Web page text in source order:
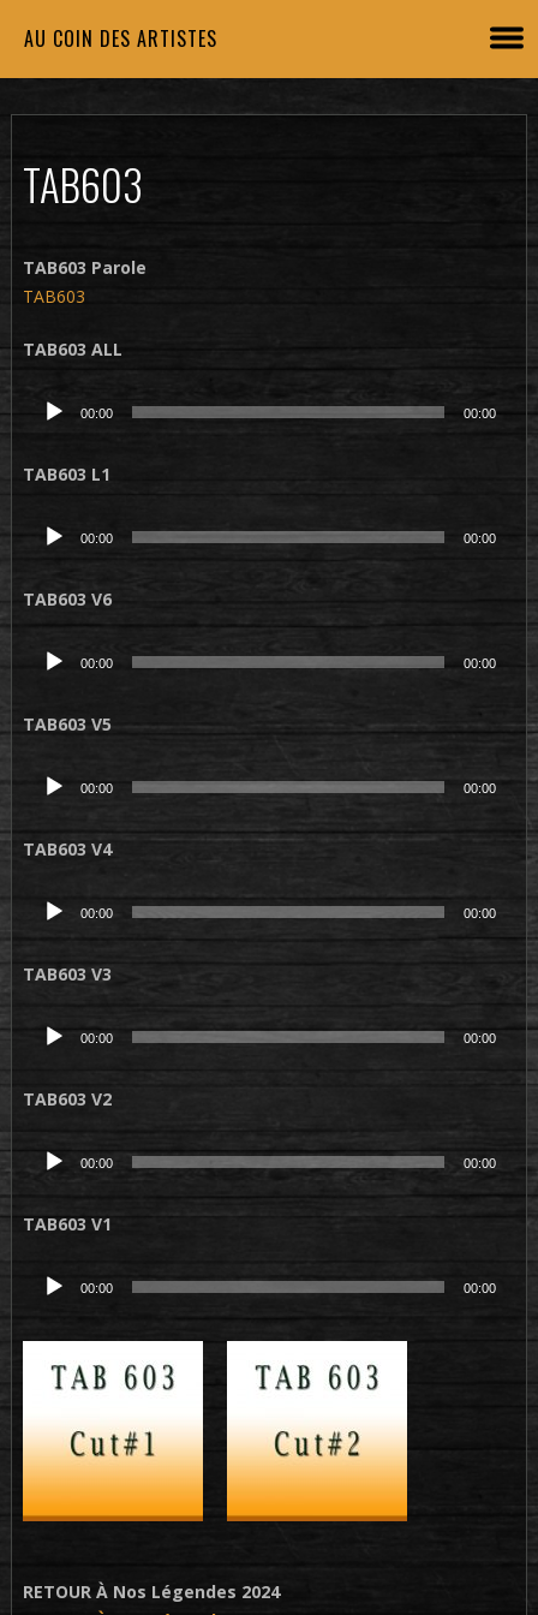
AU COIN DES ARTISTES
TAB603
TAB603 Parole
TAB603
TAB603 ALL
Lecteur
00:00 00:00
TAB603 L1
Lecteur
00:00 00:00
TAB603 V6
Lecteur
00:00 00:00
TAB603 V5
Lecteur
00:00 00:00
TAB603 V4
Lecteur
00:00 00:00
TAB603 V3
Lecteur
00:00 00:00
TAB603 V2
Lecteur
00:00 00:00
TAB603 V1
Lecteur
00:00 00:00
RETOUR À Nos Légendes 2024